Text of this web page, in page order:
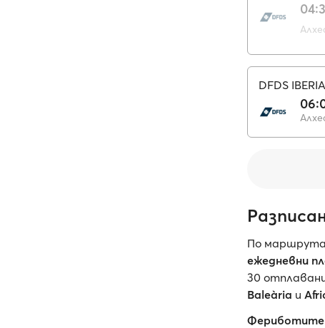
DFDS IBERIA
По маршрута
ежедневни
30
Baleària и
Фериботите